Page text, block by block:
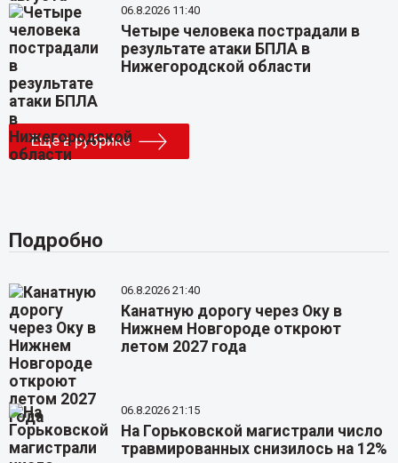
06.8.2026 11:40
Четыре человека пострадали в
результате атаки БПЛА в
Нижегородской области
Еще в рубрике
Подробно
06.8.2026 21:40
Канатную дорогу через Оку в
Нижнем Новгороде откроют
летом 2027 года
06.8.2026 21:15
На Горьковской магистрали число
травмированных снизилось на 12%